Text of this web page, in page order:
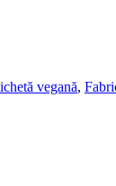
vegană,